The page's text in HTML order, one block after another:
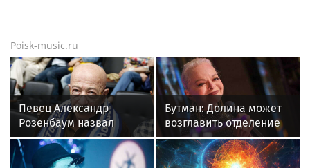
Poisk-music.ru
Певец Александр
Розенбаум назвал
Любовь Орлову
настоящей звездой
Бутман: Долина может
возглавить отделение
вокала в первом в РФ
джазовом вузе